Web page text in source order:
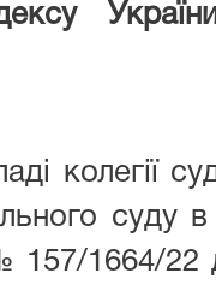
колегії
суду
157/1664/22